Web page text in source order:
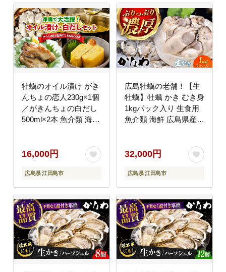
牡蠣のオイル漬け がき
んちょの恋人230g×1個
／がきんちょの白だし
500ml×2本 魚介類 海鮮
島県産 人気 送料無料
江田島市/株式会社門林
水産 [XAO058]
16,000円
広島県 江田島市
広島牡蠣の老舗！【生
牡蠣】牡蠣 かき むき身
1kgパック入り 生食用
魚介類 海鮮 広島県産
32,000円
広島県 江田島市